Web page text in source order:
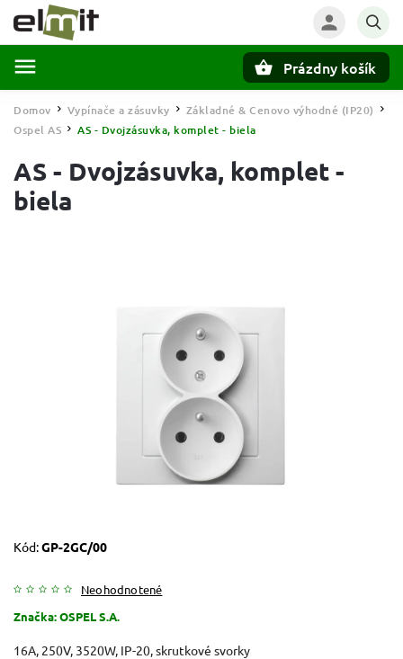
Prázdny košík
Domov / Vypínače a zásuvky / Základné & Cenovo výhodné (IP20) /
Ospel AS / AS - Dvojzásuvka, komplet - biela
AS - Dvojzásuvka, komplet -
biela
Kód:GP-2GC/00
Neohodnotené
Značka:OSPEL S.A.
16A, 250V, 3520W, IP-20, skrutkové svorky